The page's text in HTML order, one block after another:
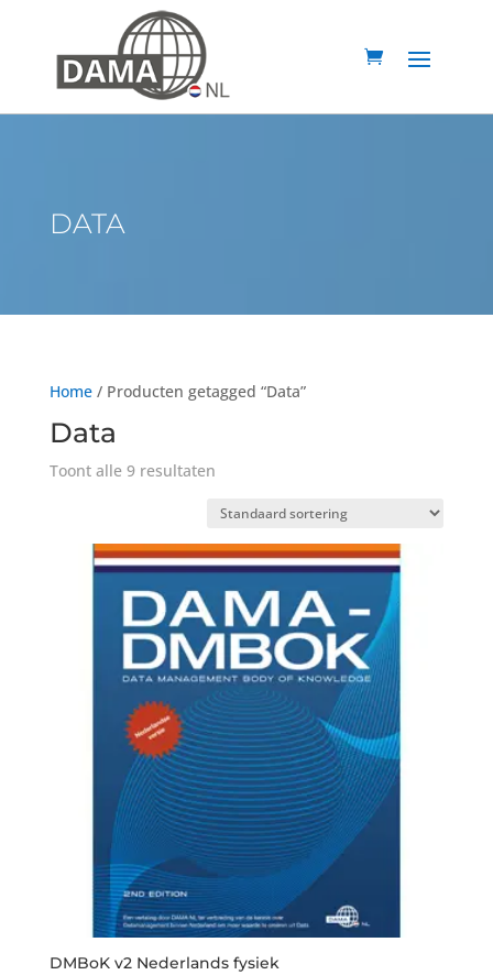
DATA
Home/ Producten getagged “Data”
Data
Toont alle 9 resultaten
DMBoK v2 Nederlands fysiek